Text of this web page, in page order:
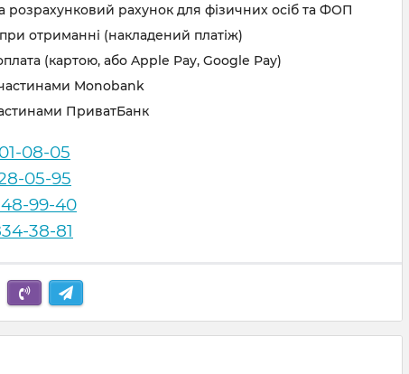
розрахунковий рахунок для фізичних осіб та ФОП
при отриманні (накладений платіж)
(картою, або Apple Pay, Google Pay)
Monobank
ПриватБанк
08-05
05-95
99-40
38-81